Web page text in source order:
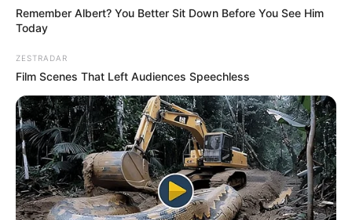
Dan kini ada kabar terbaru yang dirilis olehJanes.com
(1/2/2018), disebutkan bahwa dua dari tiga Sampari Class, yakni
KRI Tombak 629 dan KRI Halasan 630 akan dipasang senjata
pada haluan berupa meriam laras tunggal A-220M kaliber 57
mm buatan Burevestnik, Rusia. Sementara KRI Sampai 628
justru dikabarkan akan menggunakan meriam Bofors 57/MK3
besutan BAE Systems.
Remember Albert? You Better Sit Down Before You See Him
Today
ZESTRADAR
Film Scenes That Left Audiences Speechless